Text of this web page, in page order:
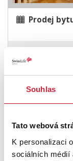
Souhlas
Tato webová
K personalizaci
sociálních médií
Prodej
3 850 000 Kč